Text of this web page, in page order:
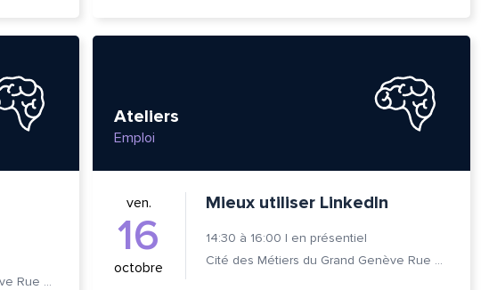
Cité des Métiers du Grand Genève Rue Prévost-Martin 6 1205 Genève
Ateliers
Emploi
ven.
16
octobre
Mieux utiliser LinkedIn
14:30 à 16:00 | en présentiel
Cité des Métiers du Grand Genève Rue Prévost-Martin 6 1205 Genève